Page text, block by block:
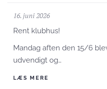
16. juni 2026
Rent klubhus!
Mandag aften den 15/6
udvendigt og…
LÆS MERE